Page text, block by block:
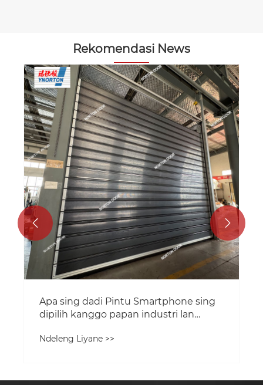
Rekomendasi News
Apa sing dadi Pintu Smartphone sing
dipilih kanggo papan industri lan
Ndeleng Liyane >>
 